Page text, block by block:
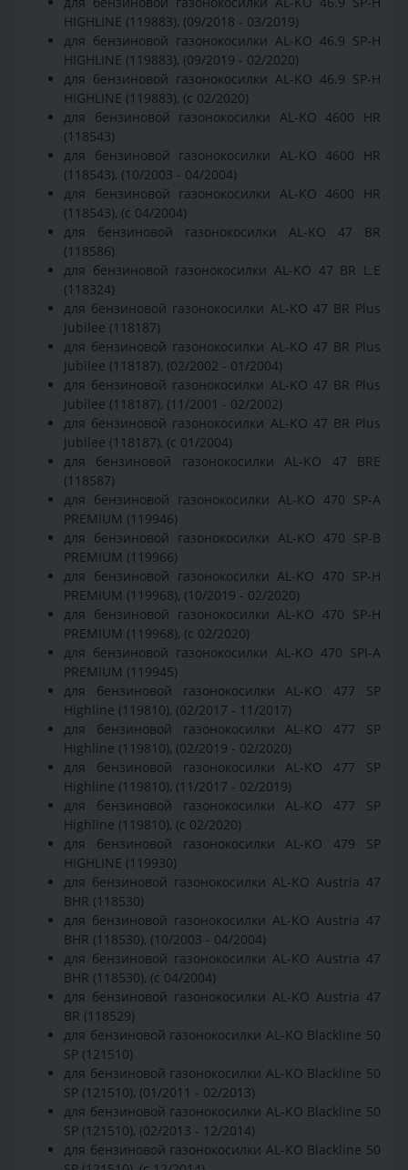
HIGHLINE (119883), (09/2018 - 03/2019)
для бензиновой газонокосилки AL-KO 46.9 SP-H
HIGHLINE (119883), (09/2019 - 02/2020)
для бензиновой газонокосилки AL-KO 46.9 SP-H
HIGHLINE (119883), (с 02/2020)
для бензиновой газонокосилки AL-KO 4600 HR
(118543)
для бензиновой газонокосилки AL-KO 4600 HR
(118543), (10/2003 - 04/2004)
для бензиновой газонокосилки AL-KO 4600 HR
(118543), (с 04/2004)
для бензиновой газонокосилки AL-KO 47 BR
(118586)
для бензиновой газонокосилки AL-KO 47 BR L.E
(118324)
для бензиновой газонокосилки AL-KO 47 BR Plus
Jubilee (118187)
для бензиновой газонокосилки AL-KO 47 BR Plus
Jubilee (118187), (02/2002 - 01/2004)
для бензиновой газонокосилки AL-KO 47 BR Plus
Jubilee (118187), (11/2001 - 02/2002)
для бензиновой газонокосилки AL-KO 47 BR Plus
Jubilee (118187), (с 01/2004)
для бензиновой газонокосилки AL-KO 47 BRE
(118587)
для бензиновой газонокосилки AL-KO 470 SP-A
PREMIUM (119946)
для бензиновой газонокосилки AL-KO 470 SP-B
PREMIUM (119966)
для бензиновой газонокосилки AL-KO 470 SP-H
PREMIUM (119968), (10/2019 - 02/2020)
для бензиновой газонокосилки AL-KO 470 SP-H
PREMIUM (119968), (с 02/2020)
для бензиновой газонокосилки AL-KO 470 SPI-A
PREMIUM (119945)
для бензиновой газонокосилки AL-KO 477 SP
Highline (119810), (02/2017 - 11/2017)
для бензиновой газонокосилки AL-KO 477 SP
Highline (119810), (02/2019 - 02/2020)
для бензиновой газонокосилки AL-KO 477 SP
Highline (119810), (11/2017 - 02/2019)
для бензиновой газонокосилки AL-KO 477 SP
Highline (119810), (с 02/2020)
для бензиновой газонокосилки AL-KO 479 SP
HIGHLINE (119930)
для бензиновой газонокосилки AL-KO Austria 47
BHR (118530)
для бензиновой газонокосилки AL-KO Austria 47
BHR (118530), (10/2003 - 04/2004)
для бензиновой газонокосилки AL-KO Austria 47
BHR (118530), (с 04/2004)
для бензиновой газонокосилки AL-KO Austria 47
BR (118529)
для бензиновой газонокосилки AL-KO Blackline 50
SP (121510)
для бензиновой газонокосилки AL-KO Blackline 50
SP (121510), (01/2011 - 02/2013)
для бензиновой газонокосилки AL-KO Blackline 50
SP (121510), (02/2013 - 12/2014)
для бензиновой газонокосилки AL-KO Blackline 50